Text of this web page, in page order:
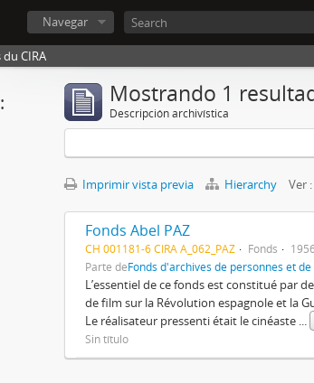
Navegar
CIRA
Mostrando 1
Descripción archivística
Imprimir vista previa Hierarchy Ver :
Fonds Abel PAZ
CH 001181-6 CIRA A_062_PAZ Fonds
Parte deFonds d'archives de personnes et
L’essentiel de ce fonds est constitué par
de film sur la Révolution espagnole et la
Le réalisateur pressenti était le cinéaste ...
Sin título